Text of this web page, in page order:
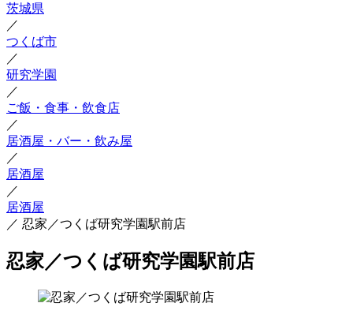
茨城県
／
つくば市
／
研究学園
／
ご飯・食事・飲食店
／
居酒屋・バー・飲み屋
／
居酒屋
／
居酒屋
／ 忍家／つくば研究学園駅前店
忍家／つくば研究学園駅前店